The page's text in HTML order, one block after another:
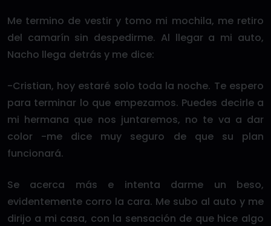
Me termino de vestir y tomo mi mochila, me retiro
del camarín sin despedirme. Al llegar a mi auto,
Nacho llega detrás y me dice:
-Cristian, hoy estaré solo toda la noche. Te espero
para terminar lo que empezamos. Puedes decirle a
mi hermana que nos juntaremos, no te va a dar
color -me dice muy seguro de que su plan
funcionará.
Se acerca más e intenta darme un beso,
evidentemente corro la cara. Me subo al auto y me
dirijo a mi casa, con la sensación de que hice algo